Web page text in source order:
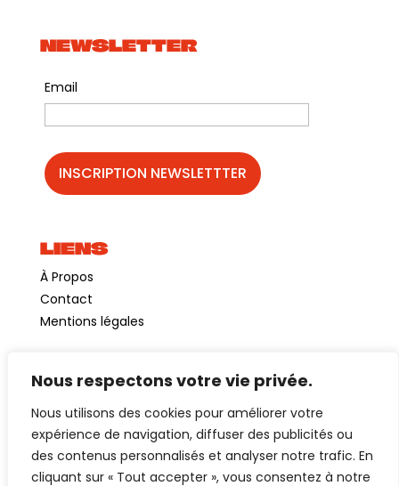
Nous respectons votre vie privée.
Nous utilisons des cookies pour améliorer votre
expérience de navigation, diffuser des publicités ou
des contenus personnalisés et analyser notre trafic. En
cliquant sur « Tout accepter », vous consentez à notre
NEWSLETTER
Email
LIENS
À Propos
Contact
Mentions légales
©GuinguetteChezAlriq2026
Création site internetYOSOY studio